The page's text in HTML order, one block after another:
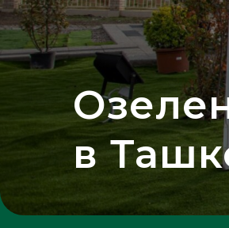
в